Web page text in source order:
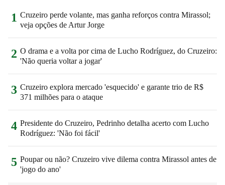
1 Cruzeiro perde volante, mas ganha reforços contra Mirassol;
veja opções de Artur Jorge
2 O drama e a volta por cima de Lucho Rodríguez, do Cruzeiro:
'Não queria voltar a jogar'
3 Cruzeiro explora mercado 'esquecido' e garante trio de R$
371 milhões para o ataque
4 Presidente do Cruzeiro, Pedrinho detalha acerto com Lucho
Rodríguez: 'Não foi fácil'
5 Poupar ou não? Cruzeiro vive dilema contra Mirassol antes de
'jogo do ano'